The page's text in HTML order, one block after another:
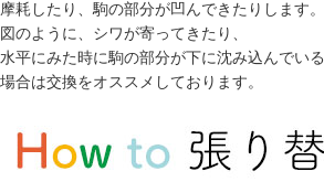
摩耗したり、駒の部分が凹んできたりします。
図のように、シワが寄ってきたり、
水平にみた時に駒の部分が下に沈み込んでいる
場合は交換をオススメしております。